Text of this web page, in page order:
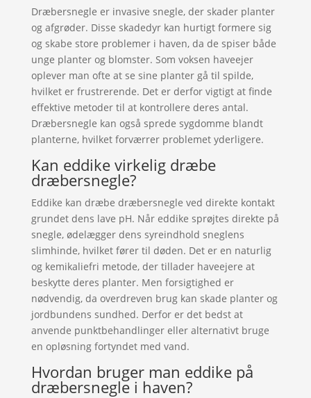
Dræbersnegle er invasive snegle, der skader planter
og afgrøder. Disse skadedyr kan hurtigt formere sig
og skabe store problemer i haven, da de spiser både
unge planter og blomster. Som voksen haveejer
oplever man ofte at se sine planter gå til spilde,
hvilket er frustrerende. Det er derfor vigtigt at finde
effektive metoder til at kontrollere deres antal.
Dræbersnegle kan også sprede sygdomme blandt
planterne, hvilket forværrer problemet yderligere.
Kan eddike virkelig dræbe
dræbersnegle?
Eddike kan dræbe dræbersnegle ved direkte kontakt
grundet dens lave pH. Når eddike sprøjtes direkte på
snegle, ødelægger dens syreindhold sneglens
slimhinde, hvilket fører til døden. Det er en naturlig
og kemikaliefri metode, der tillader haveejere at
beskytte deres planter. Men forsigtighed er
nødvendig, da overdreven brug kan skade planter og
jordbundens sundhed. Derfor er det bedst at
anvende punktbehandlinger eller alternativt bruge
en opløsning fortyndet med vand.
Hvordan bruger man eddike på
dræbersnegle i haven?